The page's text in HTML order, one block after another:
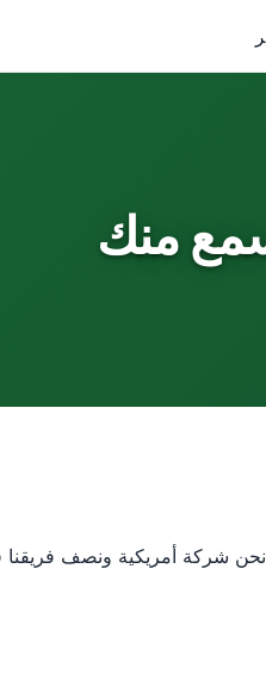
نحن شركة أمريكية ونصف فريقنا